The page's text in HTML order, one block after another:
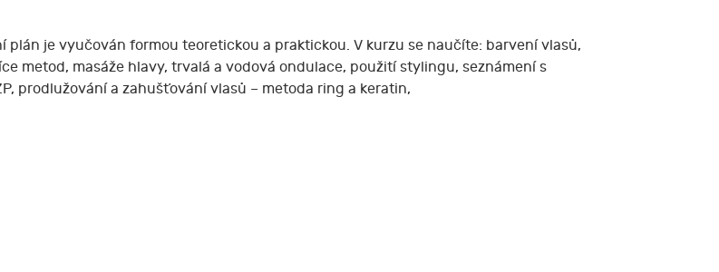
je vyučován formou teoretickou a praktickou. V kurzu se naučíte: barvení vlasů,
metod, masáže hlavy, trvalá a vodová ondulace, použití stylingu, seznámení s
prodlužování a zahušťování vlasů – metoda ring a keratin,